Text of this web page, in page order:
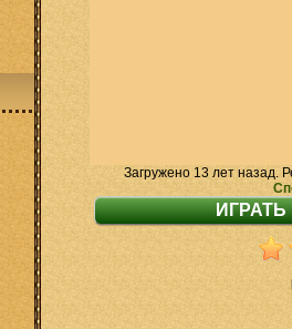
Загружено 13 лет назад.